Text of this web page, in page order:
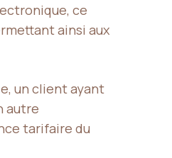
ce
ainsi aux
un client ayant
autre
tarifaire du